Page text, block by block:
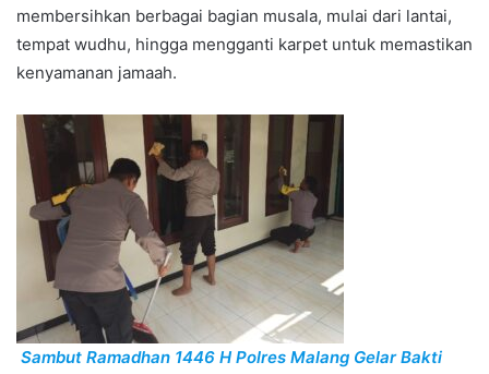
membersihkan berbagai bagian musala, mulai dari lantai,
tempat wudhu, hingga mengganti karpet untuk memastikan
kenyamanan jamaah.
Sambut Ramadhan 1446 H Polres Malang Gelar Bakti